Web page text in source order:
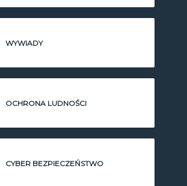
WYWIADY
OCHRONA LUDNOŚCI
CYBER BEZPIECZEŃSTWO